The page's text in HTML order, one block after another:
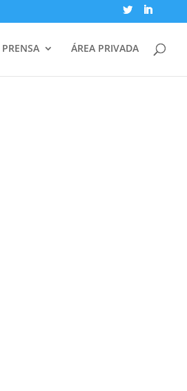
PRENSA ÁREA PRIVADA